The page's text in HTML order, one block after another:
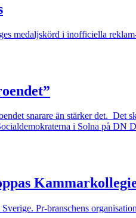
medaljskörd i inofficiella
snarare än stärker det.
i Solna på DN
Pr-branschens